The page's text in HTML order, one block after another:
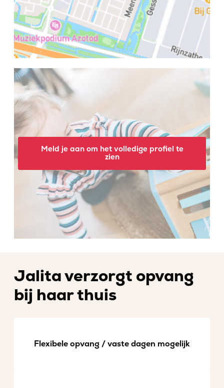
Meld je aan om het volledige profiel te
zien
Jalita verzorgt opvang
bij haar thuis
Flexibele opvang / vaste dagen mogelijk